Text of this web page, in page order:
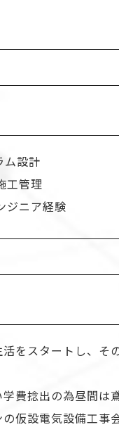
ム設計
工管理
ジニア経験
をスタートし、
費捻出の為昼間
仮設電気設備工